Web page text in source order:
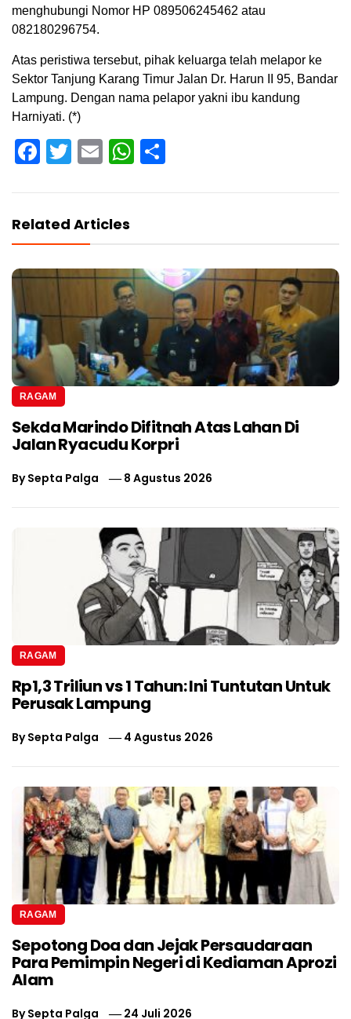
menghubungi Nomor HP 089506245462 atau
082180296754.
Atas peristiwa tersebut, pihak keluarga telah melapor ke
Sektor Tanjung Karang Timur Jalan Dr. Harun II 95, Bandar
Lampung. Dengan nama pelapor yakni ibu kandung
Harniyati. (*)
Facebook
Twitter
EmailWhatsApp
Related Articles
RAGAM
Sekda Marindo Difitnah Atas Lahan Di
Jalan Ryacudu Korpri
BySepta Palga 8 Agustus 2026
RAGAM
Rp1,3 Triliun vs 1 Tahun: Ini Tuntutan Untuk
Perusak Lampung
BySepta Palga 4 Agustus 2026
RAGAM
Sepotong Doa dan Jejak Persaudaraan
Para Pemimpin Negeri di Kediaman Aprozi
Alam
BySepta Palga 24 Juli 2026